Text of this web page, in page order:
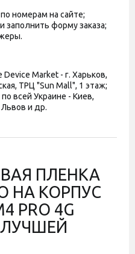
номерам на сайте;
заполнить форму заказа;
Market - г. Харьков,
ТРЦ "Sun Mall", 1 этаж;
всей Украине - Киев,
и др.
ПЛЕНКА
НА КОРПУС
PRO 4G